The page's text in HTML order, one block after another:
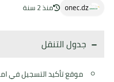
onec.dz منذ 2 سنة
جدول التنقل
موقع تأكيد التسجيل في امتحان